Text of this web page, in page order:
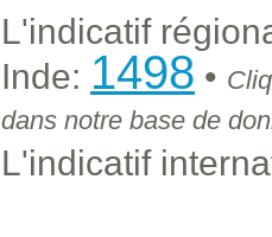
L'indicatif
Inde: 1498 •
dans notre base de
L'indicatif